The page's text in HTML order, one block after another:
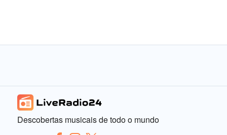
Descobertas musicais de todo o mundo